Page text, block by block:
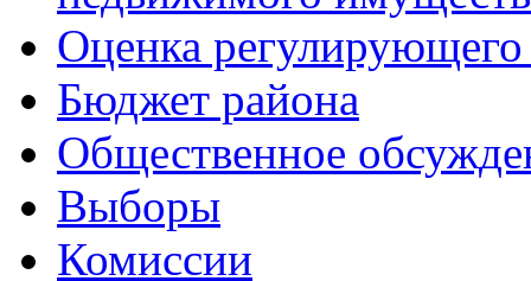
Оценка регулирующего
Бюджет района
Общественное
Выборы
Комиссии